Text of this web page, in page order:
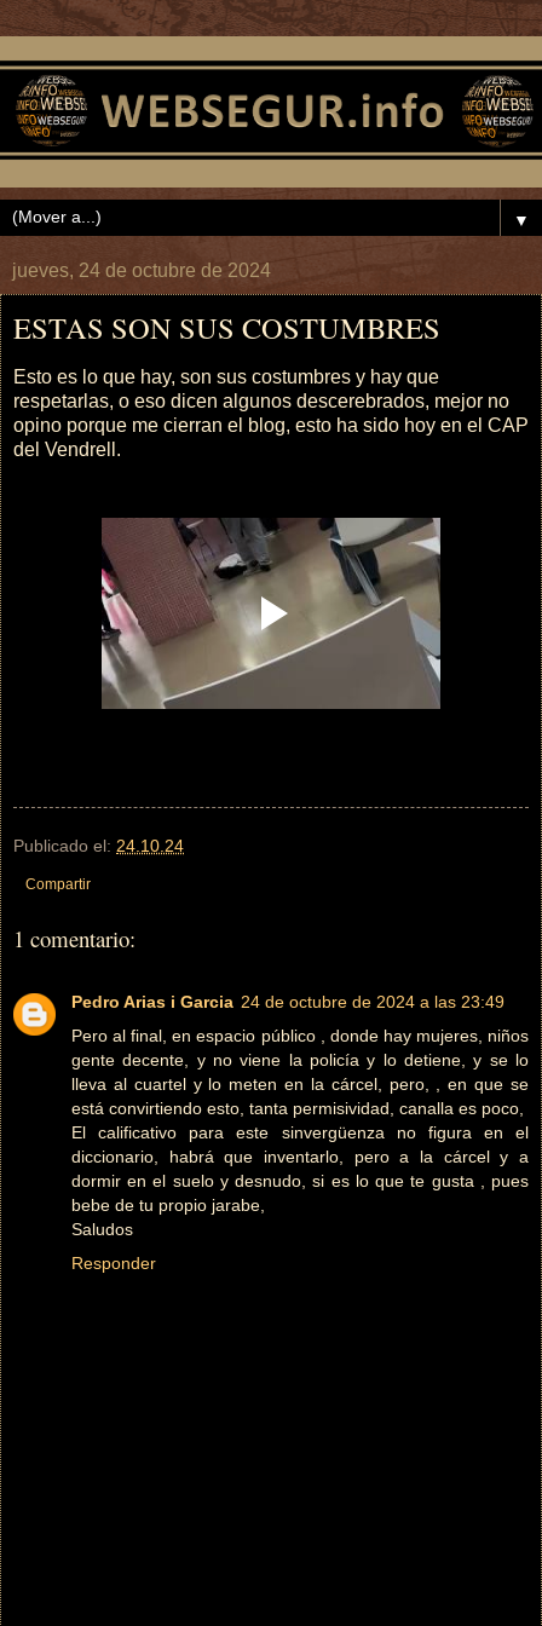
▼
jueves, 24 de octubre de 2024
ESTAS SON SUS COSTUMBRES
Esto es lo que hay, son sus costumbres y hay que
respetarlas, o eso dicen algunos descerebrados, mejor no
opino porque me cierran el blog, esto ha sido hoy en el CAP
del Vendrell.
Publicado el: 24.10.24
Compartir
1 comentario:
Pedro Arias i Garcia 24 de octubre de 2024 a las 23:49
Pero al final, en espacio público , donde hay mujeres, niños
gente decente, y no viene la policía y lo detiene, y se lo
lleva al cuartel y lo meten en la cárcel, pero, , en que se
está convirtiendo esto, tanta permisividad, canalla es poco,
El calificativo para este sinvergüenza no figura en el
diccionario, habrá que inventarlo, pero a la cárcel y a
dormir en el suelo y desnudo, si es lo que te gusta , pues
bebe de tu propio jarabe,
Saludos
Responder